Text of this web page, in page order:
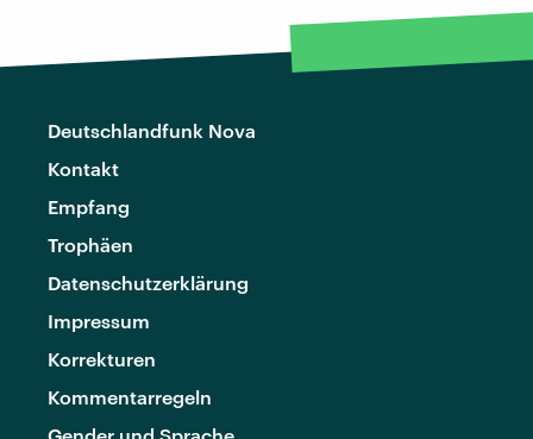
Deutschlandfunk Nova
Kontakt
Empfang
Trophäen
Datenschutzerklärung
Impressum
Korrekturen
Kommentarregeln